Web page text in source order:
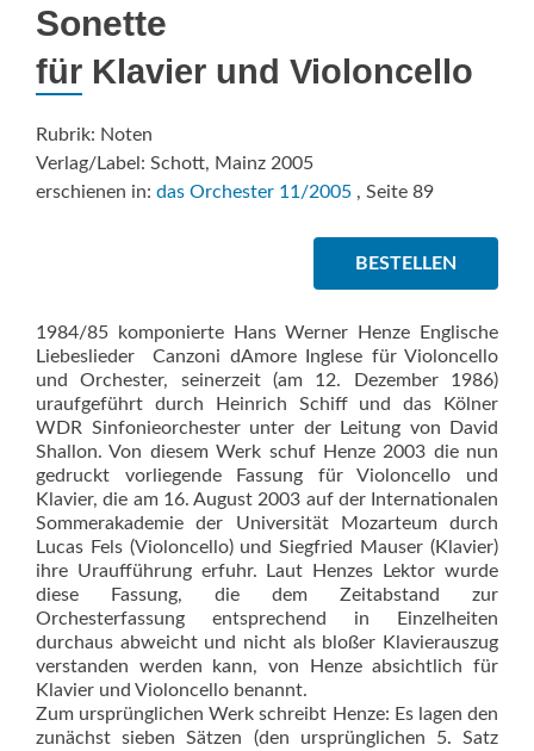
Sonette
für Klavier und Violoncello
Rubrik: Noten
Verlag/Label: Schott, Mainz 2005
erschienen in: das Orchester 11/2005 , Seite 89
BESTELLEN
1984/85 komponierte Hans Werner Henze Englische
Liebeslieder  Canzoni dAmore Inglese für Violoncello
und Orchester, seinerzeit (am 12. Dezember 1986)
uraufgeführt durch Heinrich Schiff und das Kölner
WDR Sinfonieorchester unter der Leitung von David
Shallon. Von diesem Werk schuf Henze 2003 die nun
gedruckt vorliegende Fassung für Violoncello und
Klavier, die am 16. August 2003 auf der Internationalen
Sommerakademie der Universität Mozarteum durch
Lucas Fels (Violoncello) und Siegfried Mauser (Klavier)
ihre Uraufführung erfuhr. Laut Henzes Lektor wurde
diese Fassung, die dem Zeitabstand zur
Orchesterfassung entsprechend in Einzelheiten
durchaus abweicht und nicht als bloßer Klavierauszug
verstanden werden kann, von Henze absichtlich für
Klavier und Violoncello benannt.
Zum ursprünglichen Werk schreibt Henze: Es lagen den
zunächst sieben Sätzen (den ursprünglichen 5. Satz